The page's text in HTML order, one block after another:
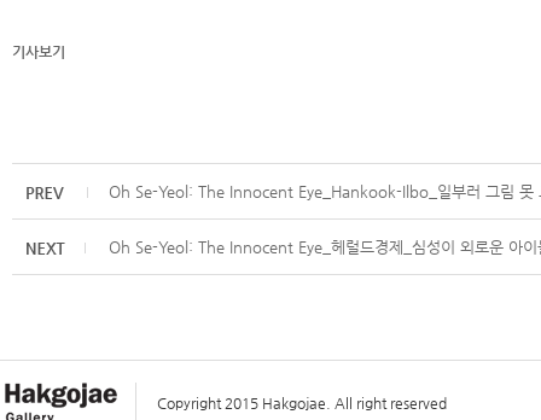
기사보기
Oh Se-Yeol: The Innocent Eye_Hankook-Ilbo_일부러 그림 못
Oh Se-Yeol: The Innocent Eye_헤럴드경제_심성이 외로운 아
Copyright 2015 Hakgojae. All right reserved